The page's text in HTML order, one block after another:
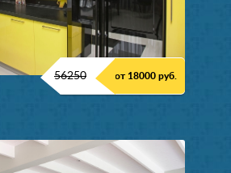
56250 от 18000 руб.